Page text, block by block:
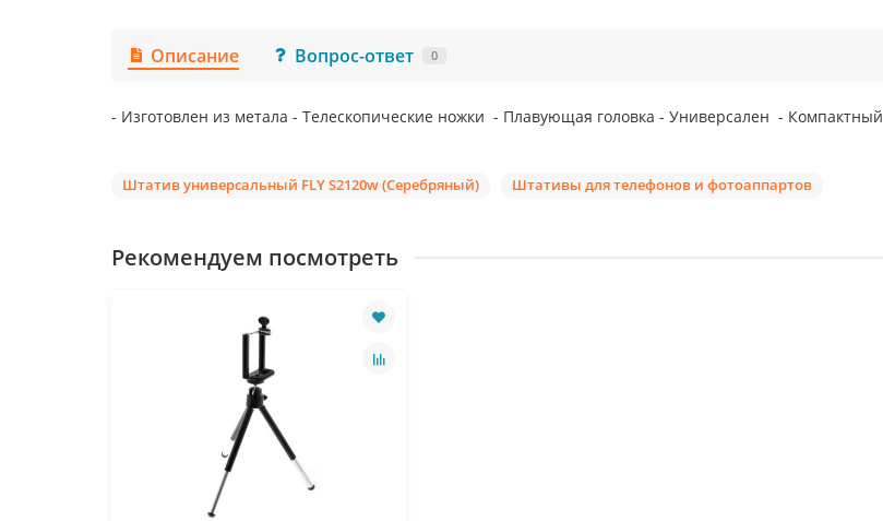
Описание Вопрос-ответ 0
- Изготовлен из метала - Телескопические ножки - Плавующая головка - Универсален - Компактный
Штатив универсальный FLY S2120w (Серебряный) Штативы для телефонов и фотоаппартов
Рекомендуем посмотреть